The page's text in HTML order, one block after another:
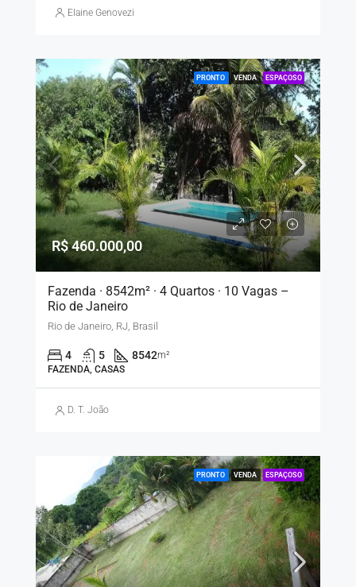
Elaine Genovezi
PRONTO VENDA ESPAÇOSO
R$ 460.000,00
Fazenda · 8542m² · 4 Quartos · 10 Vagas –
Rio de Janeiro
Rio de Janeiro, RJ, Brasil
4 5 8542m²
FAZENDA, CASAS
D. T. João
PRONTO VENDA ESPAÇOSO